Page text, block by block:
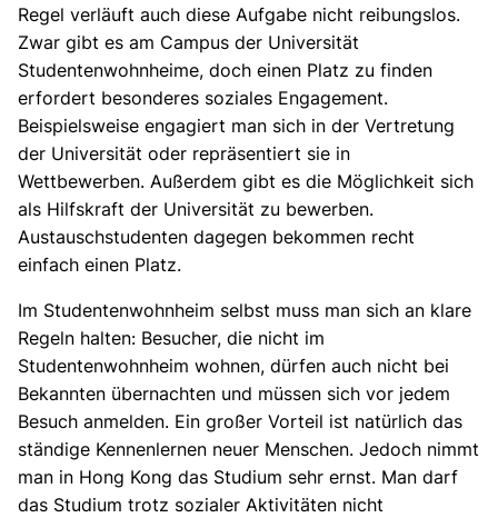
Regel verläuft auch diese Aufgabe nicht reibungslos.
Zwar gibt es am Campus der Universität
Studentenwohnheime, doch einen Platz zu finden
erfordert besonderes soziales Engagement.
Beispielsweise engagiert man sich in der Vertretung
der Universität oder repräsentiert sie in
Wettbewerben. Außerdem gibt es die Möglichkeit sich
als Hilfskraft der Universität zu bewerben.
Austauschstudenten dagegen bekommen recht
einfach einen Platz.
Im Studentenwohnheim selbst muss man sich an klare
Regeln halten: Besucher, die nicht im
Studentenwohnheim wohnen, dürfen auch nicht bei
Bekannten übernachten und müssen sich vor jedem
Besuch anmelden. Ein großer Vorteil ist natürlich das
ständige Kennenlernen neuer Menschen. Jedoch nimmt
man in Hong Kong das Studium sehr ernst. Man darf
das Studium trotz sozialer Aktivitäten nicht